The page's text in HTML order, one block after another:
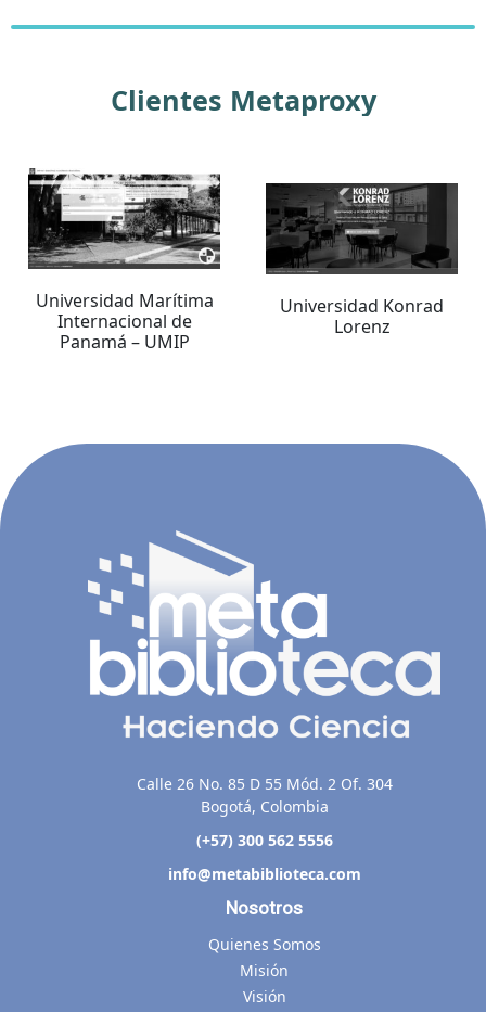
Clientes Metaproxy
Universidad Marítima
Internacional de
Panamá – UMIP
Universidad Konrad
Lorenz
Calle 26 No. 85 D 55 Mód. 2 Of. 304
Bogotá, Colombia
(+57) 300 562 5556
info@metabiblioteca.com
Nosotros
Quienes Somos
Misión
Visión